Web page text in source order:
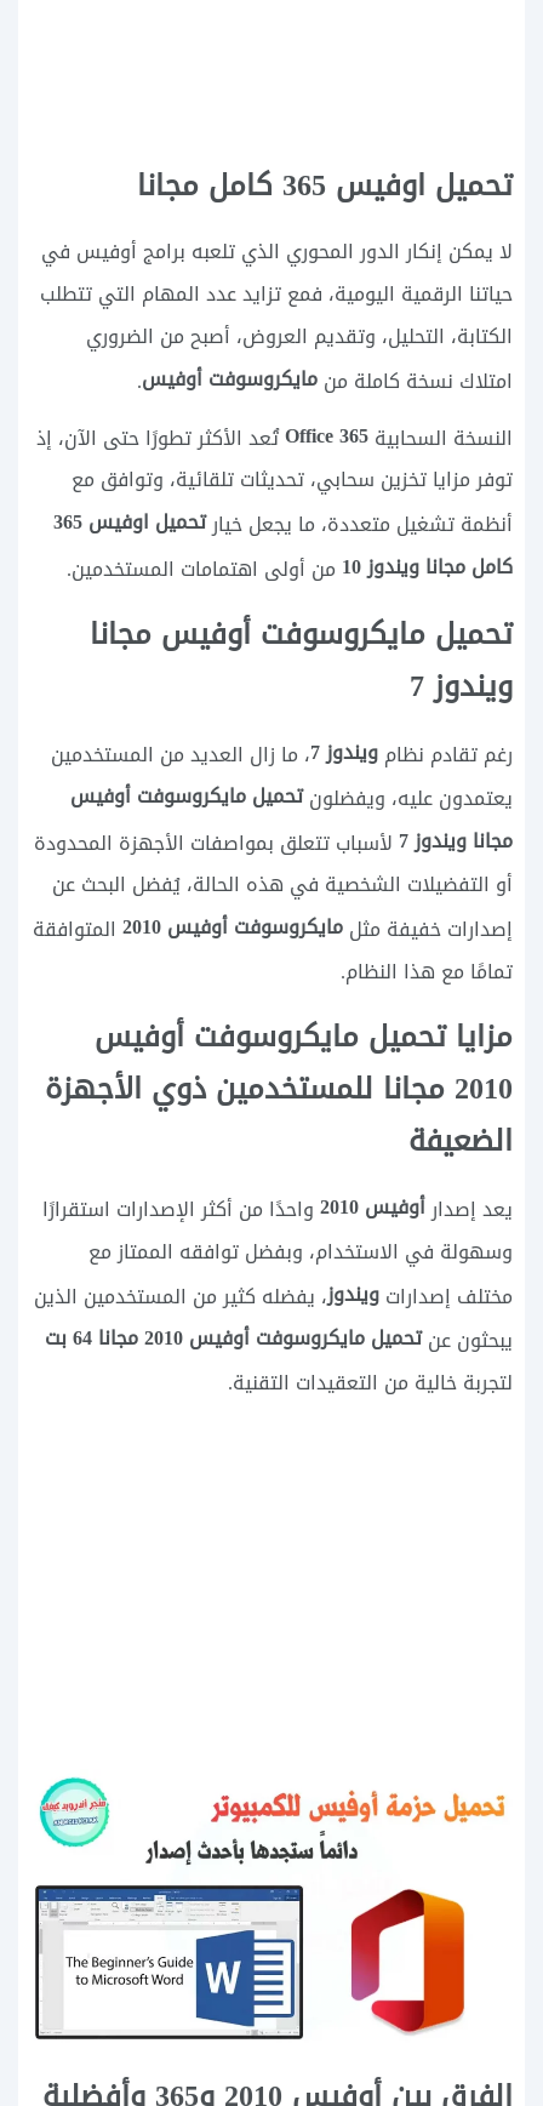
تحميل اوفيس 365 كامل مجانا
لا يمكن إنكار الدور المحوري الذي تلعبه برامج أوفيس في
حياتنا الرقمية اليومية، فمع تزايد عدد المهام التي تتطلب
الكتابة، التحليل، وتقديم العروض، أصبح من الضروري
امتلاك نسخة كاملة منمايكروسوفت أوفيس.
النسخة السحابيةOffice 365تُعد الأكثر تطورًا حتى الآن، إذ
توفر مزايا تخزين سحابي، تحديثات تلقائية، وتوافق مع
أنظمة تشغيل متعددة، ما يجعل خيار
تحميل اوفيس 365
كامل مجانا ويندوز 10
من أولى اهتمامات المستخدمين.
تحميل مايكروسوفت أوفيس مجانا
ويندوز 7
رغم تقادم نظامويندوز 7 ، ما زال العديد من المستخدمين
يعتمدون عليه، ويفضلونتحميل مايكروسوفت أوفيس
مجانا ويندوز 7 لأسباب تتعلق بمواصفات الأجهزة المحدودة
أو التفضيلات الشخصية في هذه الحالة، يُفضل البحث عن
إصدارات خفيفة مثلمايكروسوفت أوفيس 2010
المتوافقة
تمامًا مع هذا النظام.
مزايا تحميل مايكروسوفت أوفيس
2010 مجانا للمستخدمين ذوي الأجهزة
الضعيفة
يعد إصدارأوفيس 2010
واحدًا من أكثر الإصدارات استقرارًا
وسهولة في الاستخدام، وبفضل توافقه الممتاز مع
مختلف إصداراتويندوز، يفضله كثير من المستخدمين الذين
يبحثون عنتحميل مايكروسوفت أوفيس 2010 مجانا 64 بت
لتجربة خالية من التعقيدات التقنية.